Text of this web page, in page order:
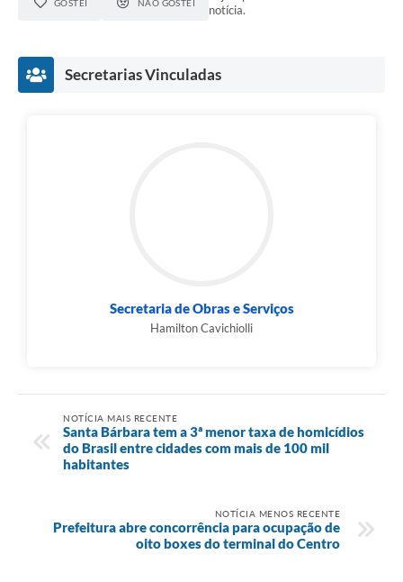
GOSTEI NÃO GOSTEI
notícia.
Secretarias Vinculadas
Secretaria de Obras e Serviços
Hamilton Cavichiolli
NOTÍCIA MAIS RECENTE
Santa Bárbara tem a 3ª menor taxa de homicídios
do Brasil entre cidades com mais de 100 mil
habitantes
NOTÍCIA MENOS RECENTE
Prefeitura abre concorrência para ocupação de
oito boxes do terminal do Centro